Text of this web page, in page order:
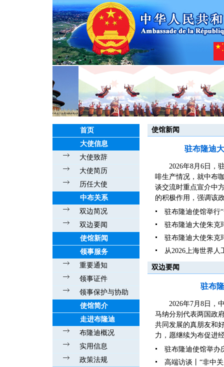
首页
大使信息
大使致辞
大使简历
历任大使
中布关系
双边简况
双边要闻
使馆新闻
领事服务
重要通知
领事证件
领事保护与协助
使馆简介
走进布隆迪
布隆迪概况
实用信息
政策法规
使馆新闻
驻布隆迪
2026年8月6日，
啡生产情况，就中布
谈交流时重点宣介中
的积极作用，强调该
驻布隆迪使馆举行
驻布隆迪大使朱克
驻布隆迪大使朱克
从2026上海世界
双边要闻
驻布
2026年7月8日，
马纳分别代表两国政
共同发展的真朋友和
力，愿继续为布促进
驻布隆迪使馆举办
高端访谈丨“非中